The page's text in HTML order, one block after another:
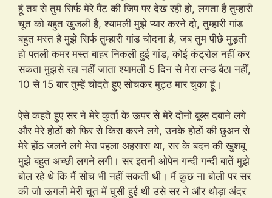
हूं तब से तुम सिर्फ मेरे पैंट की जिप पर देख रही हो, लगता है तुम्हारी
चूत को बहुत खुजली है, श्यामली मुझे प्यार करने दो, तुम्हारी गांड
बहुत मस्त है मुझे सिर्फ तुम्हारी गांड चोदना है, जब तुम पीछे मुड़ती
हो पतली कमर मस्त बाहर निकली हुई गांड, कोई कंट्रोल नहीं कर
सकता मुझसे रहा नहीं जाता श्यामली 5 दिन से मेरा लन्ड बैठा नहीं,
10 से 15 बार तुम्हें चोदते हुए सोचकर मुट्ठ मार चुका हूं।
ऐसे कहते हुए सर ने मेरे कुर्ता के ऊपर से मेरे दोनों बूब्स दबाने लगे
और मेरे होठों को फिर से किस करने लगे, उनके होठों की छुअन से
मेरे होंठ जलने लगे मेरा पहला अहसास था, सर के बदन की खुशबू
मुझे बहुत अच्छी लगने लगी। सर इतनी ओपेन गन्दी गन्दी बातें मुझे
बोल रहे थे कि मैं सोच भी नहीं सकती थी। मैं कुछ ना बोली पर सर
की जो ऊगली मेरी चूत में घुसी हुई थी उसे सर ने और थोड़ा अंदर